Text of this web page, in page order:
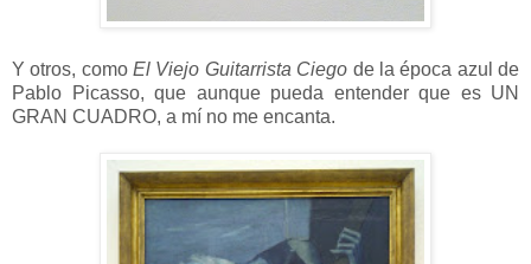
Y otros, comoEl Viejo Guitarrista Ciego de la época azul de
Pablo Picasso, que aunque pueda entender que es UN
GRAN CUADRO, a mí no me encanta.